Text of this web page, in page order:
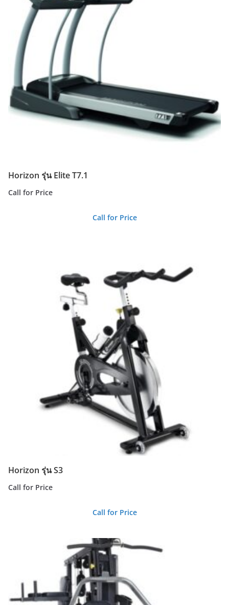
Horizon รุ่น Elite T7.1
Call for Price
Call for Price
Horizon รุ่น S3
Call for Price
Call for Price